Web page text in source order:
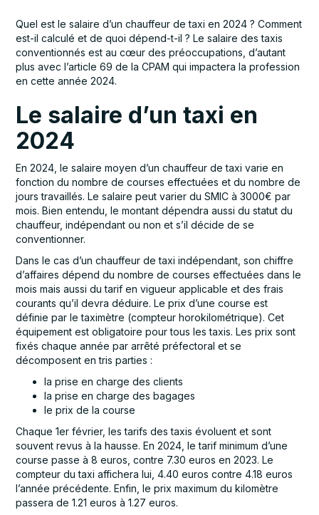
Quel est le salaire d’un chauffeur de taxi en 2024 ? Comment
est-il calculé et de quoi dépend-t-il ? Le salaire des taxis
conventionnés est au cœur des préoccupations, d’autant
plus avec l’article 69 de la CPAM qui impactera la profession
en cette année 2024.
Le salaire d’un taxi en
2024
En 2024, le salaire moyen d’un chauffeur de taxi varie en
fonction du nombre de courses effectuées et du nombre de
jours travaillés. Le salaire peut varier du SMIC à 3000€ par
mois. Bien entendu, le montant dépendra aussi du statut du
chauffeur, indépendant ou non et s’il décide de se
conventionner.
Dans le cas d’un chauffeur de taxi indépendant, son chiffre
d’affaires dépend du nombre de courses effectuées dans le
mois mais aussi du tarif en vigueur applicable et des frais
courants qu’il devra déduire. Le prix d’une course est
définie par le taximètre (compteur horokilométrique). Cet
équipement est obligatoire pour tous les taxis. Les prix sont
fixés chaque année par arrêté préfectoral et se
décomposent en tris parties :
la prise en charge des clients
la prise en charge des bagages
le prix de la course
Chaque 1er février, les tarifs des taxis évoluent et sont
souvent revus à la hausse. En 2024, le tarif minimum d’une
course passe à 8 euros, contre 7.30 euros en 2023. Le
compteur du taxi affichera lui, 4.40 euros contre 4.18 euros
l’année précédente. Enfin, le prix maximum du kilomètre
passera de 1.21 euros à 1.27 euros.